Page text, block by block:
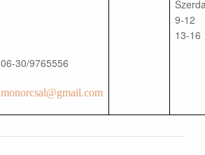
06-30/9765556
monorcsal@gmail.com
9-
13-16